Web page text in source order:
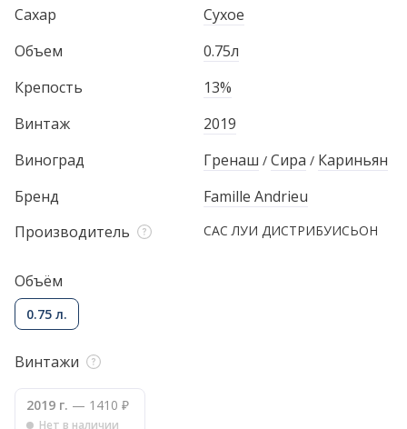
Сахар
Сухое
Объем
0.75л
Крепость
13%
Винтаж
2019
Виноград
Гренаш / Сира / Кариньян
Бренд
Famille Andrieu
Производитель
САС ЛУИ ДИСТРИБУИСЬОН
Объём
0.75 л.
Винтажи
2019 г. — 1410 ₽
Нет в наличии